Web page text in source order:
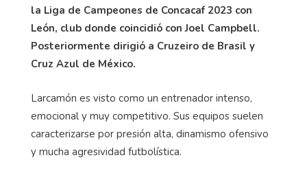
la Liga de Campeones de Concacaf 2023 con
León, club donde coincidió con Joel Campbell.
Posteriormente dirigió a Cruzeiro de Brasil y
Cruz Azul de México.
Larcamón es visto como un entrenador intenso,
emocional y muy competitivo. Sus equipos suelen
caracterizarse por presión alta, dinamismo ofensivo
y mucha agresividad futbolística.